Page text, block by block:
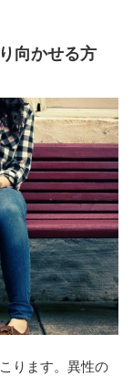
向かせる方
ります。異性の